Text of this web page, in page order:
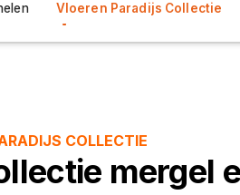
Vloeren Paradijs Collectie
COLLECTIE
mergel